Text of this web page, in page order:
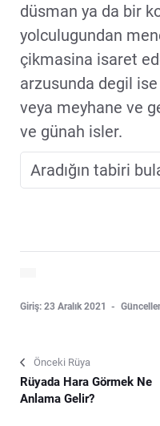
düsman ya da bir
yolculugundan
çikmasina isaret
arzusunda degil
veya meyhane ve
ve günah isler.
Giriş: 23 Aralık 2021
Önceki Rüya
Rüyada Hara Görmek Ne
Anlama Gelir?